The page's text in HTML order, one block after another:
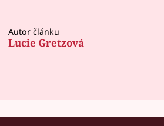
Autor článku
Lucie Gretzová